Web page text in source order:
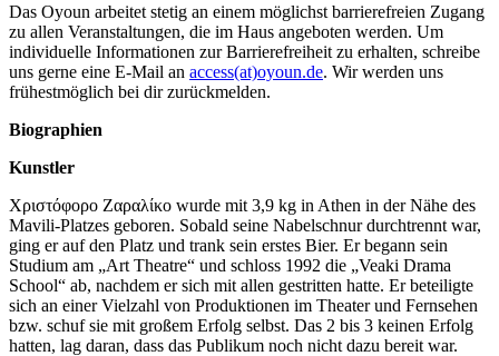
Das Oyoun arbeitet stetig an einem möglichst barrierefreien Zugang
zu allen Veranstaltungen, die im Haus angeboten werden. Um
individuelle Informationen zur Barrierefreiheit zu erhalten, schreibe
uns gerne eine E-Mail an access(at)oyoun.de. Wir werden uns
frühestmöglich bei dir zurückmelden.
Biographien
Kunstler
Χριστόφορο Ζαραλίκο wurde mit 3,9 kg in Athen in der Nähe des
Mavili-Platzes geboren. Sobald seine Nabelschnur durchtrennt war,
ging er auf den Platz und trank sein erstes Bier. Er begann sein
Studium am „Art Theatre“ und schloss 1992 die „Veaki Drama
School“ ab, nachdem er sich mit allen gestritten hatte. Er beteiligte
sich an einer Vielzahl von Produktionen im Theater und Fernsehen
bzw. schuf sie mit großem Erfolg selbst. Das 2 bis 3 keinen Erfolg
hatten, lag daran, dass das Publikum noch nicht dazu bereit war.